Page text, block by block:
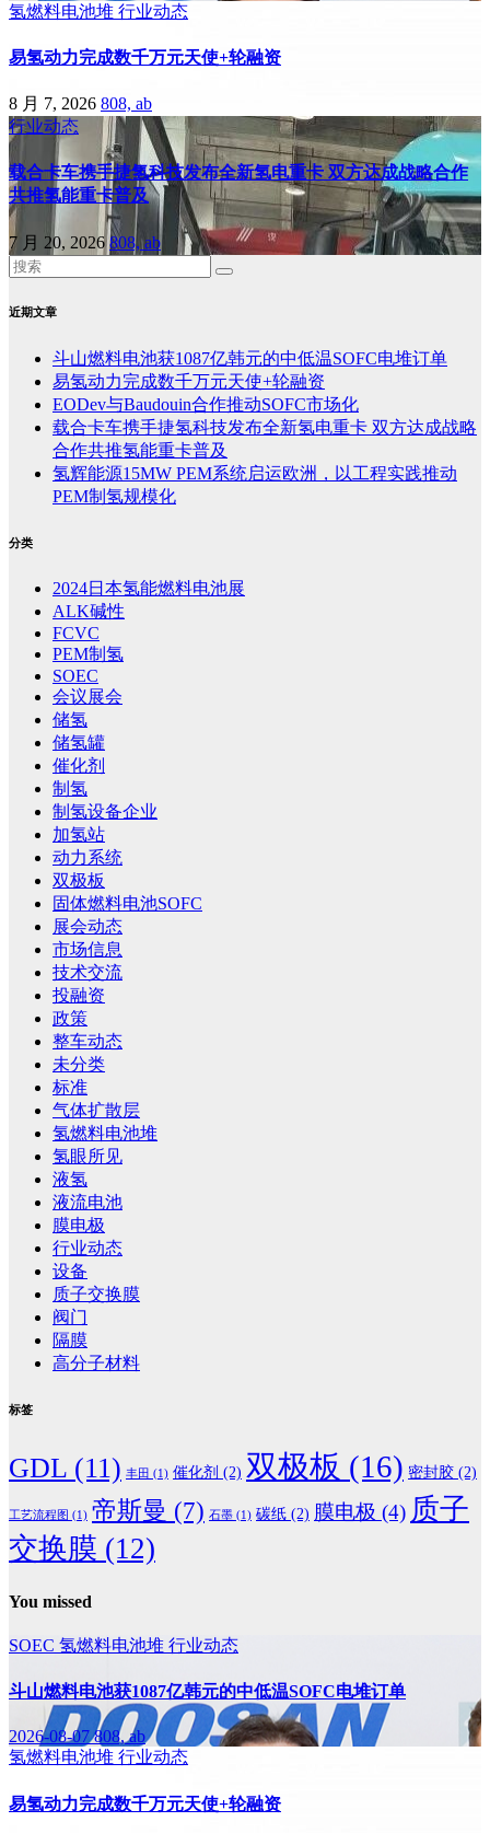
氢燃料电池堆 行业动态
易氢动力完成数千万元天使+轮融资
8 月 7, 2026 808, ab
行业动态
载合卡车携手捷氢科技发布全新氢电重卡 双方达成战略合作
共推氢能重卡普及
7 月 20, 2026808, ab
近期文章
斗山燃料电池获1087亿韩元的中低温SOFC电堆订单
易氢动力完成数千万元天使+轮融资
EODev与Baudouin合作推动SOFC市场化
载合卡车携手捷氢科技发布全新氢电重卡 双方达成战略
合作共推氢能重卡普及
氢辉能源15MW PEM系统启运欧洲，以工程实践推动
PEM制氢规模化
分类
2024日本氢能燃料电池展
ALK碱性
FCVC
PEM制氢
SOEC
会议展会
储氢
储氢罐
催化剂
制氢
制氢设备企业
加氢站
动力系统
双极板
固体燃料电池SOFC
展会动态
市场信息
技术交流
投融资
政策
整车动态
未分类
标准
气体扩散层
氢燃料电池堆
氢眼所见
液氢
液流电池
膜电极
行业动态
设备
质子交换膜
阀门
隔膜
高分子材料
标签
GDL (11) 丰田 (1) 催化剂 (2) 双极板 (16) 密封胶 (2)
工艺流程图 (1) 帝斯曼 (7) 石墨 (1) 碳纸 (2) 膜电极 (4) 质子
交换膜 (12)
You missed
SOEC 氢燃料电池堆 行业动态
斗山燃料电池获1087亿韩元的中低温SOFC电堆订单
2026-08-07808, ab
氢燃料电池堆 行业动态
易氢动力完成数千万元天使+轮融资